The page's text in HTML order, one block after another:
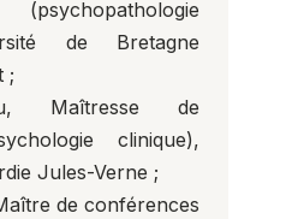
de Bretagne
;
Maîtresse de
clinique),
Jules-Verne ;
de conférences